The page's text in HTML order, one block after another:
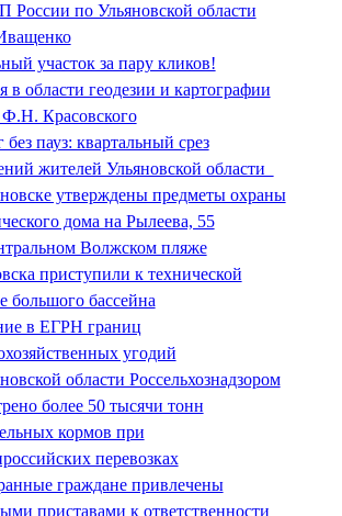
по Ульяновской области
участок за пару кликов!
в области геодезии и картографии
Красовского
без пауз: квартальный срез
жителей Ульяновской области
утверждены предметы охраны
дома на Рылеева, 55
Волжском пляже
приступили к технической
большого бассейна
в ЕГРН границ
угодий
области Россельхознадзором
более 50 тысячи тонн
кормов при
перевозках
граждане привлечены
приставами к ответственности